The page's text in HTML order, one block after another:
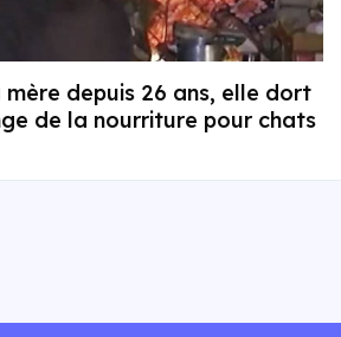
mère depuis 26 ans, elle dort
de la nourriture pour chats